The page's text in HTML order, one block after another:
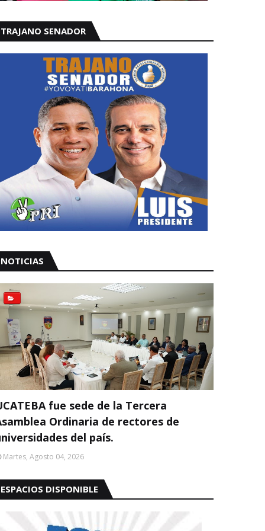
TRAJANO SENADOR
NOTICIAS
fue sede de la Tercera
Ordinaria de rectores de
del país.
Martes, Agosto 04, 2026
ESPACIOS DISPONIBLE